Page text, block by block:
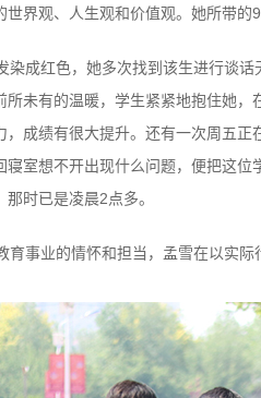
界观、人生观和价值观。她所带的
染成红色，她多次找到该生进行谈
所未有的温暖，学生紧紧地抱住她
，成绩有很大提升。还有一次周五
寝室想不开出现什么问题，便把这
时已是凌晨2点多。
育事业的情怀和担当，孟雪在以实